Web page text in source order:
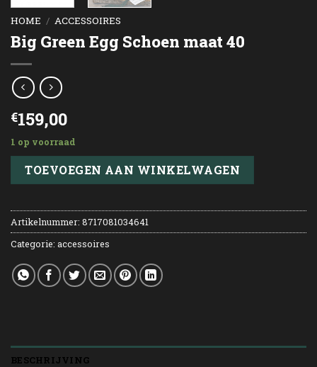
HOME / ACCESSOIRES
Big Green Egg Schoen maat 40
€159,00
1 op voorraad
TOEVOEGEN AAN WINKELWAGEN
Artikelnummer: 8717081034641
Categorie: accessoires
BESCHRIJVING